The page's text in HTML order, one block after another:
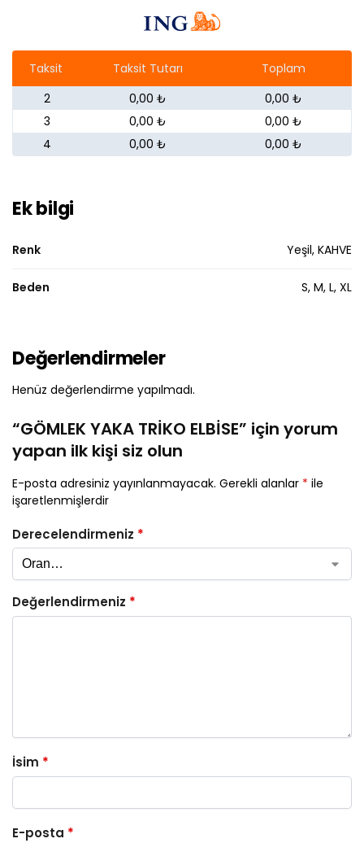
Taksit Taksit Tutarı
Toplam
2
0,00 ₺
0,00 ₺
3
0,00 ₺
0,00 ₺
4
0,00 ₺ 0,00 ₺
Ek bilgi
Renk Yeşil, KAHVE
Beden S, M, L, XL
Değerlendirmeler
Henüz değerlendirme yapılmadı.
“GÖMLEK YAKA TRİKO ELBİSE” için yorum
yapan ilk kişi siz olun
E-posta adresiniz yayınlanmayacak. Gerekli alanlar * ile
işaretlenmişlerdir
Derecelendirmeniz *
Değerlendirmeniz *
İsim *
E-posta *